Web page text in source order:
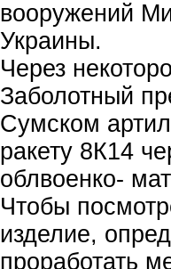
вооружений
Украины.
Через
Заболотный
Сумском
ракету 8К14
облвоенко-
Чтобы
изделие,
проработать